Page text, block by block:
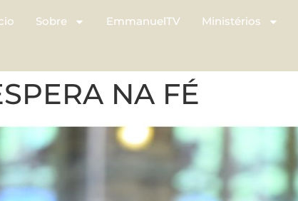
Sobre EmmanuelTV Ministérios
NA FÉ